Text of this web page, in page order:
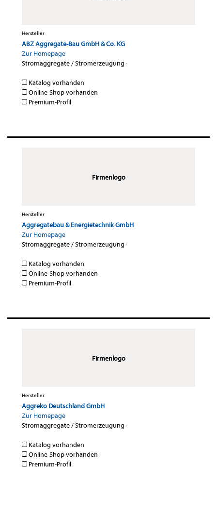
Hersteller
ABZ Aggregate-Bau GmbH & Co. KG
Zur Homepage
Stromaggregate / Stromerzeugung ·
Katalog vorhanden
Online-Shop vorhanden
Premium-Profil
Firmenlogo
Hersteller
Aggregatebau & Energietechnik GmbH
Zur Homepage
Stromaggregate / Stromerzeugung ·
Katalog vorhanden
Online-Shop vorhanden
Premium-Profil
Firmenlogo
Hersteller
Aggreko Deutschland GmbH
Zur Homepage
Stromaggregate / Stromerzeugung ·
Katalog vorhanden
Online-Shop vorhanden
Premium-Profil